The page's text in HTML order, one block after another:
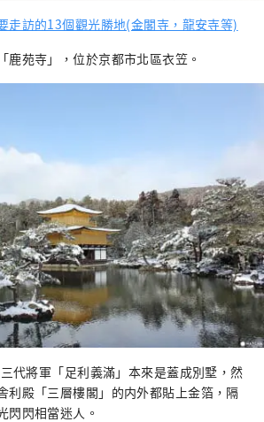
走訪的13個觀光勝地(金閣寺，龍安寺等)
鹿苑寺」，位於京都市北區衣笠。
代將軍「足利義滿」本來是蓋成別墅，然
利殿「三層樓閣」的内外都貼上金箔，隔
閃閃相當迷人。